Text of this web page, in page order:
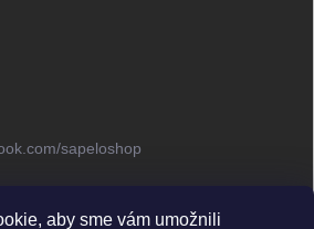
aby sme vám umožnili
sapeloshop